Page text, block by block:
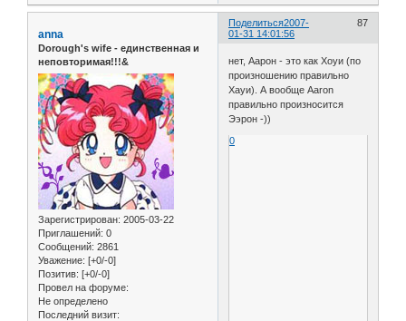
Поделиться 87
2007-
01-31 14:01:56
anna
Dorough's wife - единственная и
неповторимая!!!&
Зарегистрирован: 2005-03-22
Приглашений: 0
Сообщений: 2861
Уважение: [+0/-0]
Позитив: [+0/-0]
Провел на форуме:
Не определено
Последний визит:
нет, Аарон - это как Хоуи (по
произношению правильно
Хауи). А вообще Aaron
правильно произносится
Ээрон -))
0